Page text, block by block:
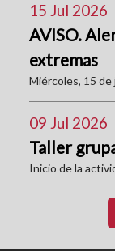
15 Jul 2026
AVISO.
extremas
Miércoles, 15 de
09 Jul 2026
Taller
Inicio de la